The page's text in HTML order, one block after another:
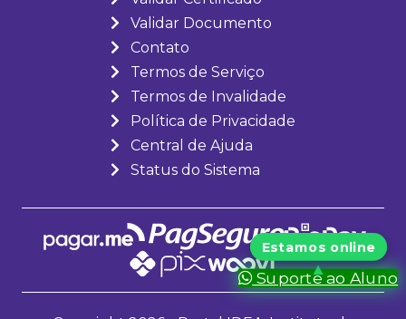
Suporte ao Aluno
Validar Documento
Contato
Termos de Serviço
Termos de Invalidade
Política de Privacidade
Central de Ajuda
Status do Sistema